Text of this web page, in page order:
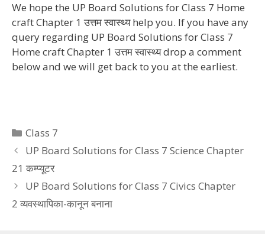
We hope the UP Board Solutions for Class 7 Home
craft Chapter 1 उत्तम स्वास्थ्य help you. If you have any
query regarding UP Board Solutions for Class 7
Home craft Chapter 1 उत्तम स्वास्थ्य drop a comment
below and we will get back to you at the earliest.
Categories
Class 7
UP Board Solutions for Class 7 Science Chapter
21 कम्प्यूटर
UP Board Solutions for Class 7 Civics Chapter
2 व्यवस्थापिका-कानून बनाना